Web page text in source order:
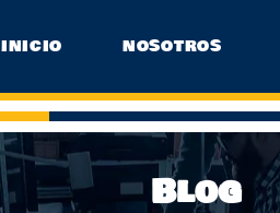
INICIO NOSOTROS
Blog